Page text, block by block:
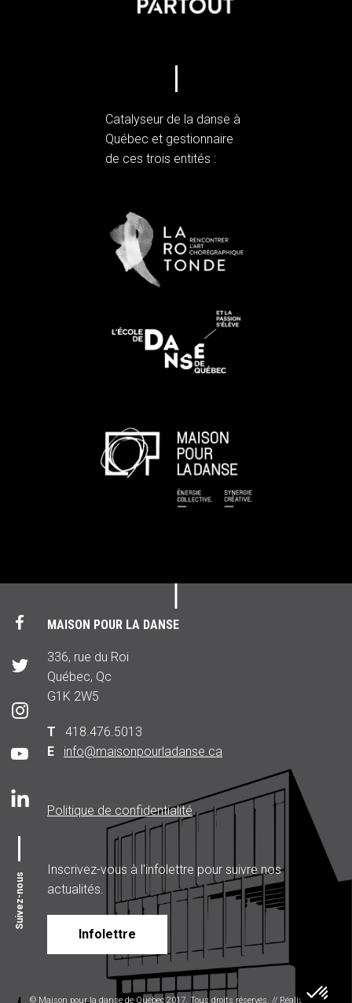
Catalyseur de la danse à
Québec et gestionnaire
de ces trois entités :
Suivez-nous
MAISON POUR LA DANSE
336, rue du Roi
Québec, Qc
G1K 2W5
T 418.476.5013
E
info@maisonpourladanse.ca
Politique de confidentialité
Inscrivez-vous à l'infolettre pour suivre nos
actualités.
Infolettre
© Maison pour la danse de Québec 2017. Tous droits réservés. // Réalisé par